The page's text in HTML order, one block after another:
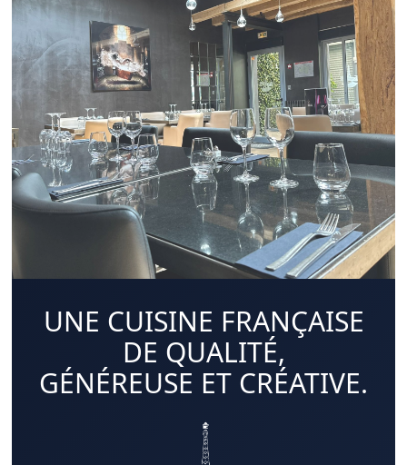
UNE CUISINE FRANÇAISE
DE QUALITÉ,
GÉNÉREUSE ET CRÉATIVE.